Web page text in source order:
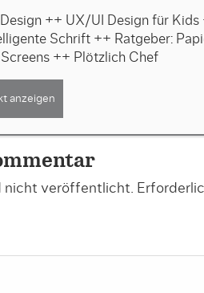
++ UX/UI Design für Kids
Schrift ++ Ratgeber:
++ Plötzlich Chef
anzeigen
nicht veröffentlicht.